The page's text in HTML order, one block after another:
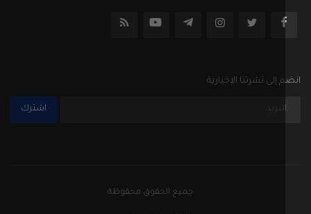
إلى نشرتنا الإخبارية
جميع الحقوق محفوظة